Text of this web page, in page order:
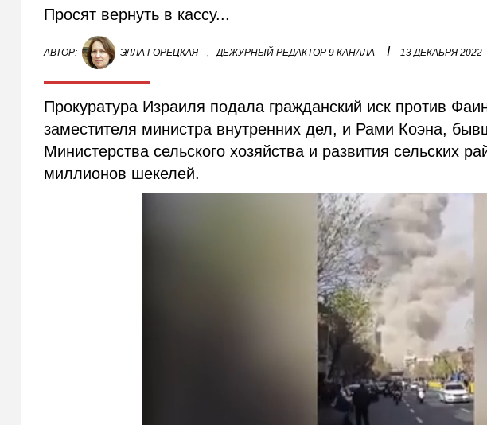
Просят вернуть в кассу...
АВТОР: ЭЛЛА ГОРЕЦКАЯ , ДЕЖУРНЫЙ РЕДАКТОР 9 КАНАЛА I 13 ДЕКАБРЯ 2022
Прокуратура Израиля подала гражданский иск против
заместителя министра внутренних дел, и Рами Коэна,
Министерства сельского хозяйства и развития сельских
миллионов шекелей.